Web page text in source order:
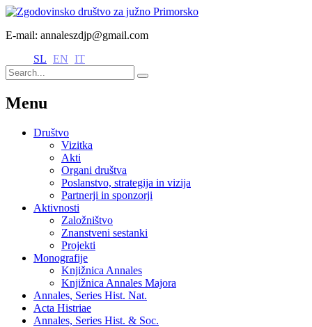
E-mail: annaleszdjp@gmail.com
SL EN IT
Menu
Društvo
Vizitka
Akti
Organi društva
Poslanstvo, strategija in vizija
Partnerji in sponzorji
Aktivnosti
Založništvo
Znanstveni sestanki
Projekti
Monografije
Knjižnica Annales
Knjižnica Annales Majora
Annales, Series Hist. Nat.
Acta Histriae
Annales, Series Hist. & Soc.